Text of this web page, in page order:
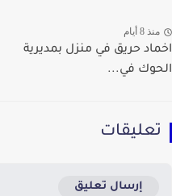
8 أيام
حريق في منزل بمديرية
في...
إرسال تعليق